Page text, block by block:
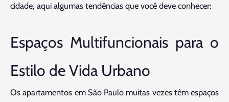
cidade, aqui algumas tendências que você deve conhecer:
Espaços Multifuncionais para o
Estilo de Vida Urbano
Os apartamentos em São Paulo muitas vezes têm espaços